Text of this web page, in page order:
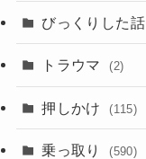
びっくりした話
トラウマ (2)
押しかけ (115)
乗っ取り (590)